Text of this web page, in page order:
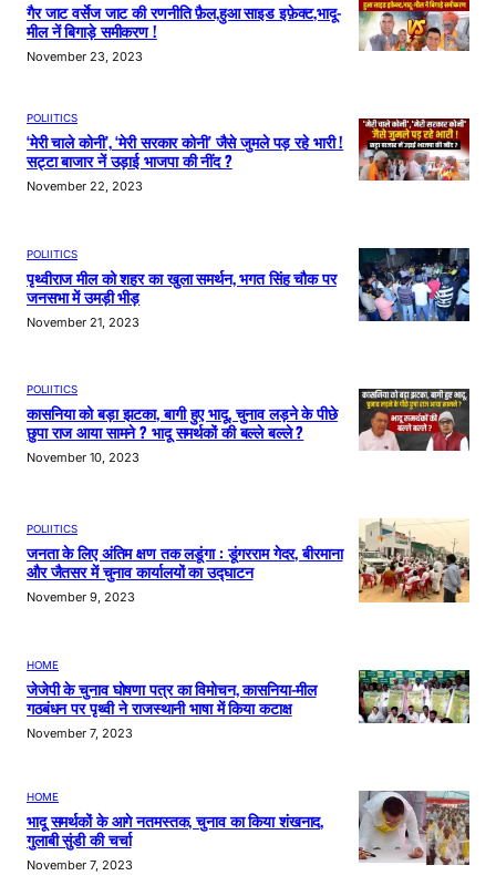
गैर जाट वर्सेज जाट की रणनीति फ़ैल,हुआ साइड इफ़ेक्ट,भादू-
मील नें बिगाड़े समीकरण !
November 23, 2023
POLIITICS
‘मेरी चाले कोनी’, ‘मेरी सरकार कोनी’ जैसे जुमले पड़ रहे भारी !
सट्टा बाजार नें उड़ाई भाजपा की नींद ?
November 22, 2023
POLIITICS
पृथ्वीराज मील को शहर का खुला समर्थन, भगत सिंह चौक पर
जनसभा में उमड़ी भीड़
November 21, 2023
POLIITICS
कासनिया को बड़ा झटका, बागी हुए भादू, चुनाव लड़ने के पीछे
छुपा राज आया सामने ? भादू समर्थकों की बल्ले बल्ले ?
November 10, 2023
POLIITICS
जनता के लिए अंतिम क्षण तक लडूंगा : डूंगरराम गेदर, बीरमाना
और जैतसर में चुनाव कार्यालयों का उद्घाटन
November 9, 2023
HOME
जेजेपी के चुनाव घोषणा पत्र का विमोचन, कासनिया-मील
गठबंधन पर पृथ्वी ने राजस्थानी भाषा में किया कटाक्ष
November 7, 2023
HOME
भादू समर्थकों के आगे नतमस्तक, चुनाव का किया शंखनाद,
गुलाबी सुंडी की चर्चा
November 7, 2023